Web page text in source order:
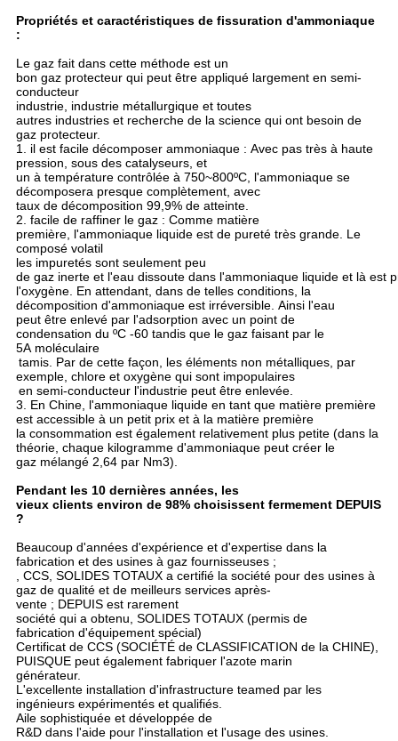
Propriétés et caractéristiques de fissuration d'ammoniaque
:
Le gaz fait dans cette méthode est un
bon gaz protecteur qui peut être appliqué largement en semi-
conducteur
industrie, industrie métallurgique et toutes
autres industries et recherche de la science qui ont besoin de
gaz protecteur.
1. il est facile décomposer ammoniaque : Avec pas très à haute
pression, sous des catalyseurs, et
un à température contrôlée à 750~800ºC, l'ammoniaque se
décomposera presque complètement, avec
taux de décomposition 99,9% de atteinte.
2. facile de raffiner le gaz : Comme matière
première, l'ammoniaque liquide est de pureté très grande. Le
composé volatil
les impuretés sont seulement peu
de gaz inerte et l'eau dissoute dans l'ammoniaque liquide et là est
l'oxygène. En attendant, dans de telles conditions, la
décomposition d'ammoniaque est irréversible. Ainsi l'eau
peut être enlevé par l'adsorption avec un point de
condensation du ºC -60 tandis que le gaz faisant par le
5A moléculaire
tamis. Par de cette façon, les éléments non métalliques, par
exemple, chlore et oxygène qui sont impopulaires
en semi-conducteur l'industrie peut être enlevée.
3. En Chine, l'ammoniaque liquide en tant que matière première
est accessible à un petit prix et à la matière première
la consommation est également relativement plus petite (dans la
théorie, chaque kilogramme d'ammoniaque peut créer le
gaz mélangé 2,64 par Nm3).
Pendant les 10 dernières années, les
vieux clients environ de 98% choisissent fermement DEPUIS
?
Beaucoup d'années d'expérience et d'expertise dans la
fabrication et des usines à gaz fournisseuses ;
, CCS, SOLIDES TOTAUX a certifié la société pour des usines à
gaz de qualité et de meilleurs services après-
vente ; DEPUIS est rarement
société qui a obtenu, SOLIDES TOTAUX (permis de
fabrication d'équipement spécial)
Certificat de CCS (SOCIÉTÉ de CLASSIFICATION de la CHINE),
PUISQUE peut également fabriquer l'azote marin
générateur.
L'excellente installation d'infrastructure teamed par les
ingénieurs expérimentés et qualifiés.
Aile sophistiquée et développée de
R&D dans l'aide pour l'installation et l'usage des usines.